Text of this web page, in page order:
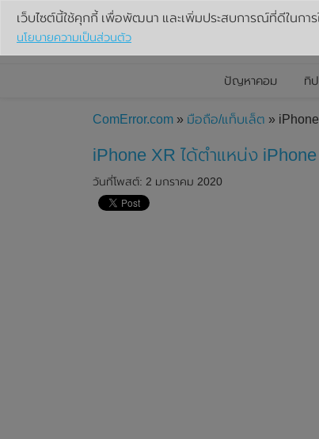
ปัญหาคอม ทิ
ComError.com » มือถือ/แท็บเล็ต »
iPhone XR ได้ตำแหน่ง
วันที่โพสต์: 2 มกราคม 2020
เว็บไซต์นี้ใช้คุกกี้ เพื่อพัฒนา และเพิ่มประสบการณ์ที่ดีในการ
นโยบายความเป็นส่วนตัว